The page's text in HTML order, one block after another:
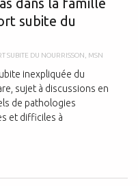
subite du
SUBITE DU NOURRISSON MSN
inexpliquée du
sujet à discussions en
de pathologies
et difficiles à